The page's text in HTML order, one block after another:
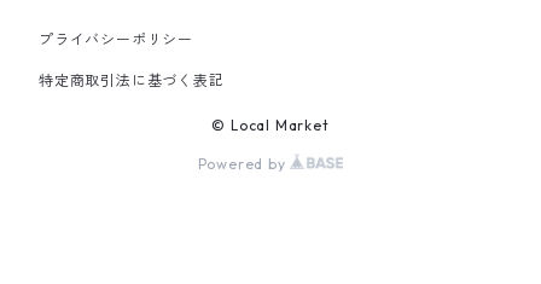
PANTS
プライバシーポリシー
特定商取引法に基づく表記
© Local Market
Powered by